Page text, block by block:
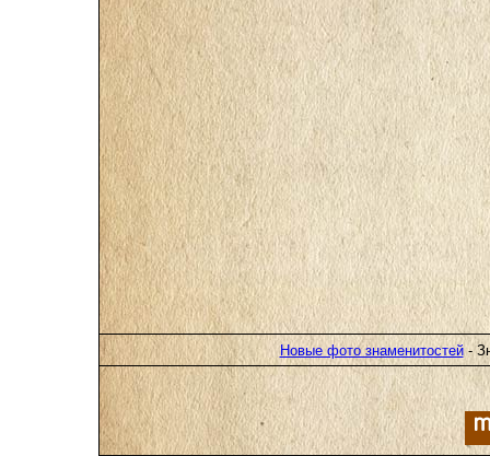
Новые фото знаменитостей-